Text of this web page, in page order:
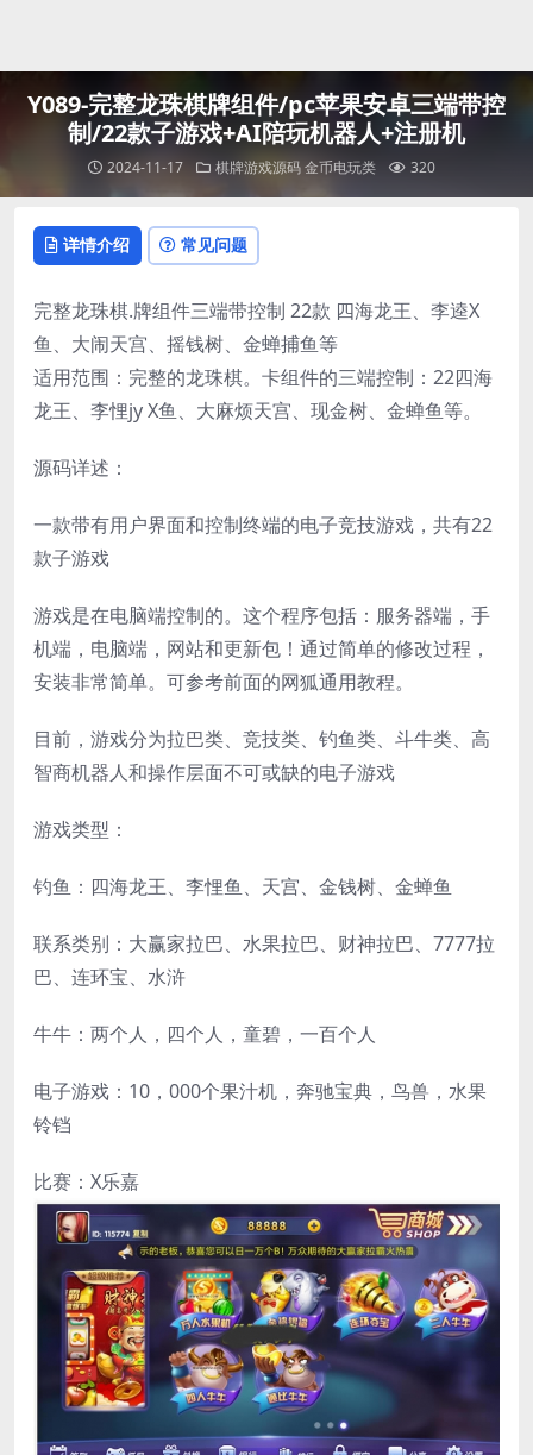
Y089-完整龙珠棋牌组件/pc苹果安卓三端带控
制/22款子游戏+AI陪玩机器人+注册机
2024-11-17 棋牌游戏源码金币电玩类 320
详情介绍 常见问题
完整龙珠棋.牌组件三端带控制 22款 四海龙王、李逵X
鱼、大闹天宫、摇钱树、金蝉捕鱼等
适用范围：完整的龙珠棋。卡组件的三端控制：22四海
龙王、李悝jy X鱼、大麻烦天宫、现金树、金蝉鱼等。
源码详述：
一款带有用户界面和控制终端的电子竞技游戏，共有22
款子游戏
游戏是在电脑端控制的。这个程序包括：服务器端，手
机端，电脑端，网站和更新包！通过简单的修改过程，
安装非常简单。可参考前面的网狐通用教程。
目前，游戏分为拉巴类、竞技类、钓鱼类、斗牛类、高
智商机器人和操作层面不可或缺的电子游戏
游戏类型：
钓鱼：四海龙王、李悝鱼、天宫、金钱树、金蝉鱼
联系类别：大赢家拉巴、水果拉巴、财神拉巴、7777拉
巴、连环宝、水浒
牛牛：两个人，四个人，童碧，一百个人
电子游戏：10，000个果汁机，奔驰宝典，鸟兽，水果
铃铛
比赛：X乐嘉